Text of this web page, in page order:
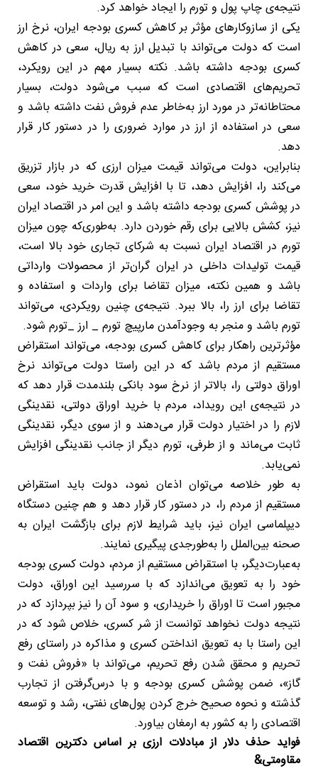
نتیجه‌ی چاپ پول و تورم را ایجاد خواهد کرد.
یکی از سازوکارهای مؤثر بر کاهش کسری بودجه ایران، نرخ ارز
است که دولت می‌تواند با تبدیل ارز به ریال، سعی در کاهش
کسری بودجه داشته باشد. نکته بسیار مهم در این رویکرد،
تحریم‌های اقتصادی است که سبب می‌شود دولت، بسیار
محتاطانه‌تر در مورد ارز به‌خاطر عدم فروش نفت داشته باشد و
سعی در استفاده از ارز در موارد ضروری را در دستور کار قرار
دهد.
بنابراین، دولت می‌تواند قیمت میزان ارزی که در بازار تزریق
می‌کند را، افزایش دهد، تا با افزایش قدرت خرید خود، سعی
در پوشش کسری بودجه داشته باشد و این امر در اقتصاد ایران
نیز، کشش بالایی برای رقم خوردن دارد. به‌طوری‌که چون میزان
تورم در اقتصاد ایران نسبت به شرکای تجاری خود بالا است،
قیمت تولیدات داخلی در ایران گران‌تر از محصولات وارداتی
باشد و همین نکته، میزان تقاضا برای واردات و استفاده و
تقاضا برای ارز را، بالا ببرد. نتیجه‌ی چنین رویکردی، می‌تواند
تورم باشد و منجر به ‌وجودآمدن مارپیچ تورم _ ارز _تورم شود.
مؤثرترین راهکار برای کاهش کسری بودجه، می‌تواند استقراض
مستقیم از مردم باشد که در این راستا دولت می‌تواند نرخ
اوراق دولتی را، بالاتر از نرخ سود بانکی بلندمدت قرار دهد که
در نتیجه‌ی این رویداد، مردم با خرید اوراق دولتی، نقدینگی
لازم را در اختیار دولت قرار می‌دهند و از سوی دیگر، نقدینگی
ثابت می‌ماند و از طرفی، تورم دیگر از جانب نقدینگی افزایش
نمی‌یابد.
به طور خلاصه می‌توان اذعان نمود، دولت باید استقراض
مستقیم از مردم را، در دستور کار قرار دهد و هم چنین دستگاه
دیپلماسی ایران نیز، باید شرایط لازم برای بازگشت ایران به
صحنه بین‌الملل را به‌طورجدی پیگیری نمایند.
به‌عبارت‌دیگر، با استقراض مستقیم از مردم، دولت کسری بودجه
خود را به تعویق می‌اندازد که با سررسید این اوراق، دولت
مجبور است تا اوراق را خریداری، و سود آن را نیز بپردازد که در
نتیجه دولت نخواهد توانست از شر کسری، خلاص شود که در
این راستا با به تعویق انداختن کسری و مذاکره در راستای رفع
تحریم و محقق شدن رفع تحریم، می‌تواند با «فروش نفت و
گاز»، ضمن پوشش کسری بودجه و با درس‌گرفتن از تجارب
گذشته و نحوه صحیح خرج کردن پول‌های نفتی، رشد و توسعه
اقتصادی را به کشور به ارمغان بیاورد.
فواید حذف دلار از مبادلات ارزی بر اساس دکترین اقتصاد
مقاومتی&